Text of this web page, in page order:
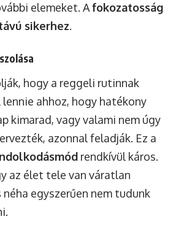
elemeket. Afokozatosság
sikerhez.
hogy a reggeli rutinnak
ahhoz, hogy hatékony
kimarad, vagy valami nem úgy
azonnal feladják. Ez a
rendkívül káros.
az élet tele van váratlan
néha egyszerűen nem tudunk